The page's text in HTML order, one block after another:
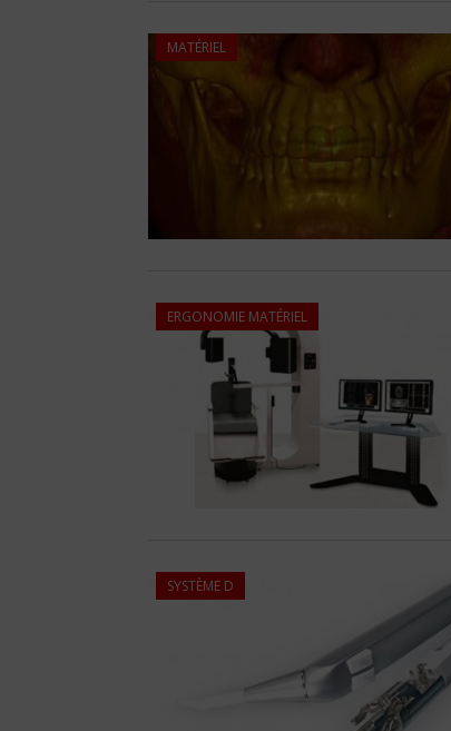
MATÉRIEL
ERGONOMIE MATÉRIEL
SYSTÈME D